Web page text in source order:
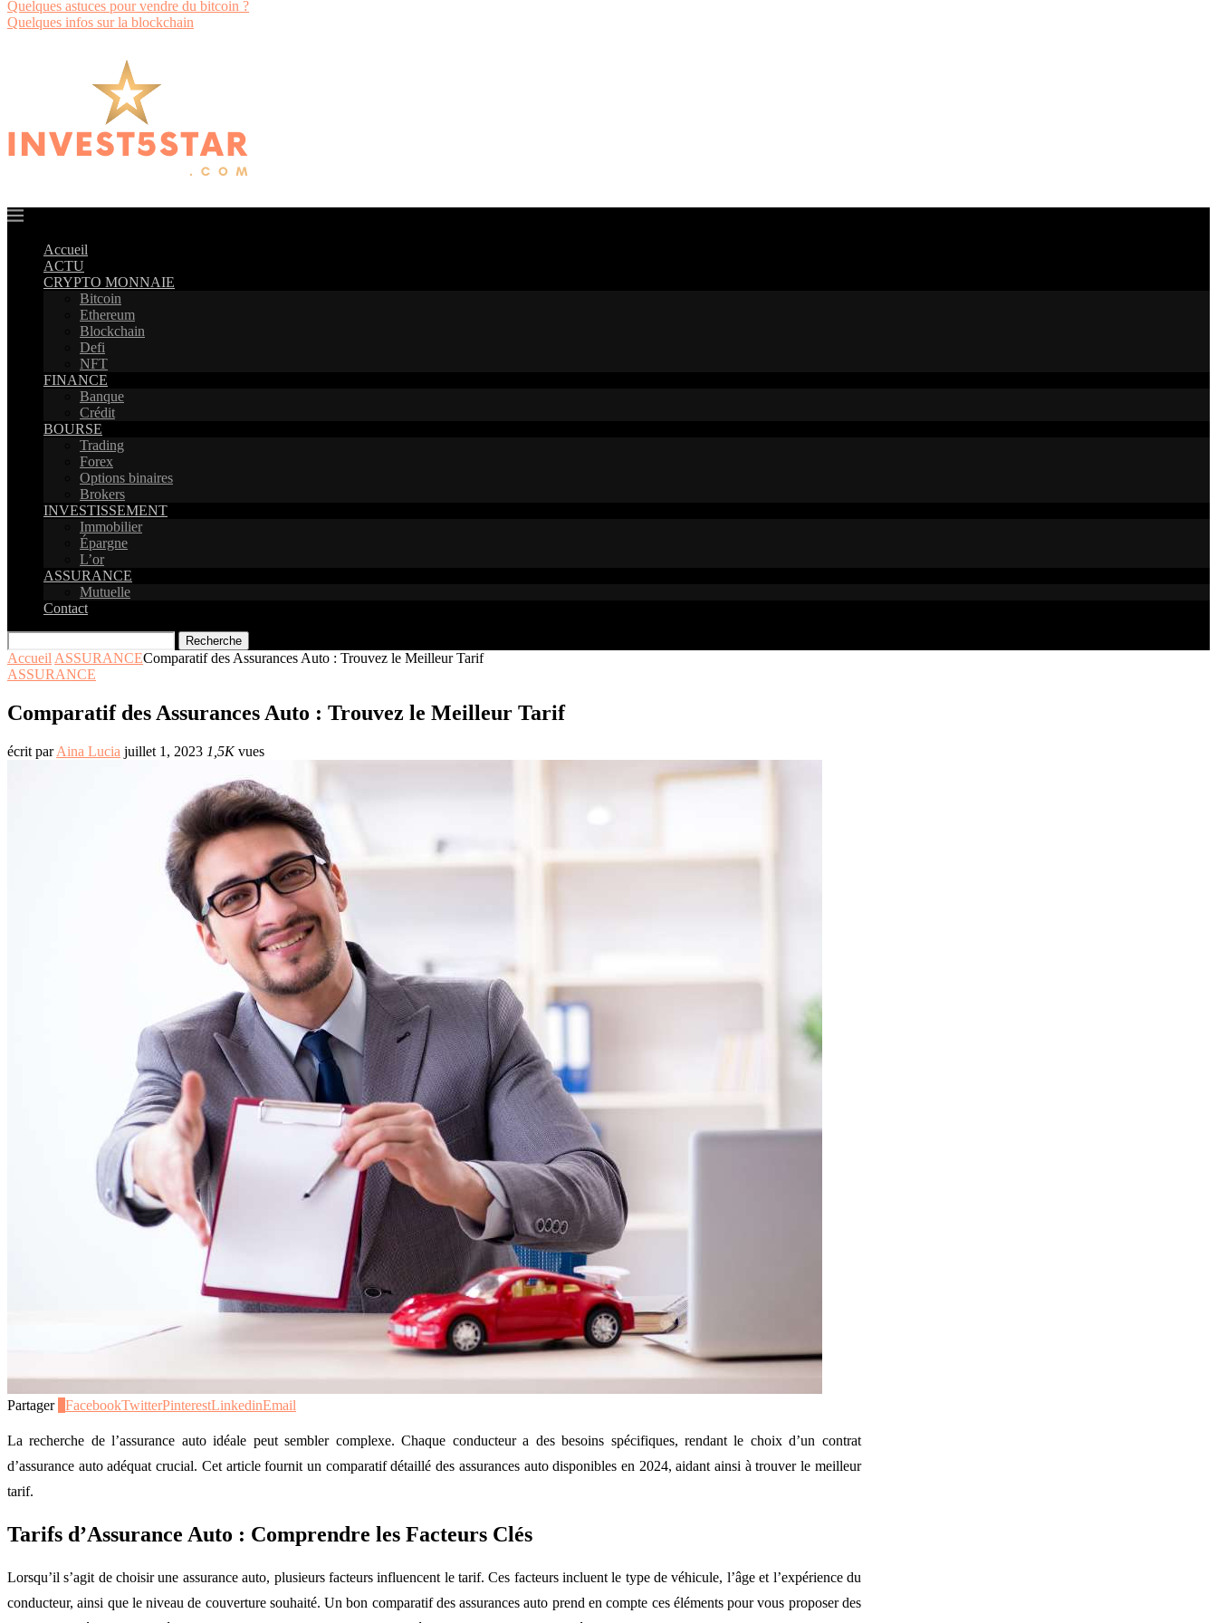
Quelques astuces pour vendre du bitcoin ?
Quelques infos sur la blockchain
Accueil
ACTU
CRYPTO MONNAIE
Bitcoin
Ethereum
Blockchain
Defi
NFT
FINANCE
Banque
Crédit
BOURSE
Trading
Forex
Options binaires
Brokers
INVESTISSEMENT
Immobilier
Épargne
L’or
ASSURANCE
Mutuelle
Contact
Recherche
Accueil ASSURANCEComparatif des Assurances Auto : Trouvez le Meilleur Tarif
ASSURANCE
Comparatif des Assurances Auto : Trouvez le Meilleur Tarif
écrit parAina Lucia juillet 1, 2023 1,5Kvues
Partager FacebookTwitterPinterestLinkedinEmail
La recherche de l’assurance auto idéale peut sembler complexe. Chaque conducteur a des besoins spécifiques, rendant le choix d’un contrat
d’assurance auto adéquat crucial. Cet article fournit un comparatif détaillé des assurances auto disponibles en 2024, aidant ainsi à trouver le meilleur
tarif.
Tarifs d’Assurance Auto : Comprendre les Facteurs Clés
Lorsqu’il s’agit de choisir une assurance auto, plusieurs facteurs influencent le tarif. Ces facteurs incluent le type de véhicule, l’âge et l’expérience du
conducteur, ainsi que le niveau de couverture souhaité. Un bon comparatif des assurances auto prend en compte ces éléments pour vous proposer des